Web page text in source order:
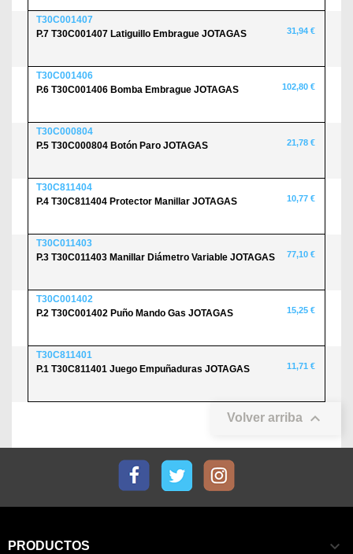
T30C001407
P.7 T30C001407 Latiguillo Embrague JOTAGAS
31,94 €
T30C001406
P.6 T30C001406 Bomba Embrague JOTAGAS
102,80 €
T30C000804
P.5 T30C000804 Botón Paro JOTAGAS
21,78 €
T30C811404
P.4 T30C811404 Protector Manillar JOTAGAS
10,77 €
T30C011403
P.3 T30C011403 Manillar Diámetro Variable JOTAGAS
77,10 €
T30C001402
P.2 T30C001402 Puño Mando Gas JOTAGAS
15,25 €
T30C811401
P.1 T30C811401 Juego Empuñaduras JOTAGAS
11,71 €
Volver arriba 
FacebookTwitter
PRODUCTOS 